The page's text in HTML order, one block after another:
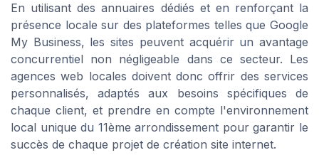
En utilisant des annuaires dédiés et en renforçant la
présence locale sur des plateformes telles que Google
My Business, les sites peuvent acquérir un avantage
concurrentiel non négligeable dans ce secteur. Les
agences web locales doivent donc offrir des services
personnalisés, adaptés aux besoins spécifiques de
chaque client, et prendre en compte l'environnement
local unique du 11ème arrondissement pour garantir le
succès de chaque projet de création site internet.